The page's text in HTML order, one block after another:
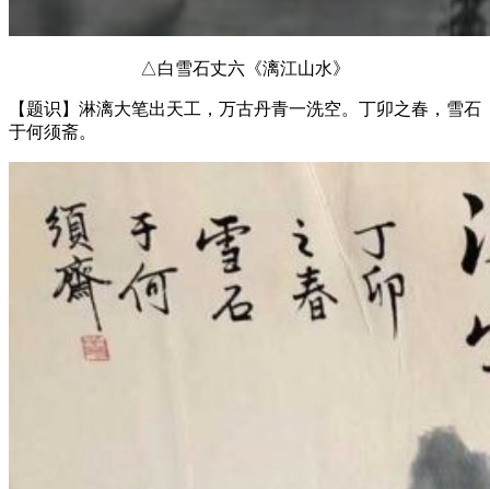
△白雪石丈六《漓江山水》
【题识】淋漓大笔出天工，万古丹青一洗空。丁卯之春，雪石
于何须斋。